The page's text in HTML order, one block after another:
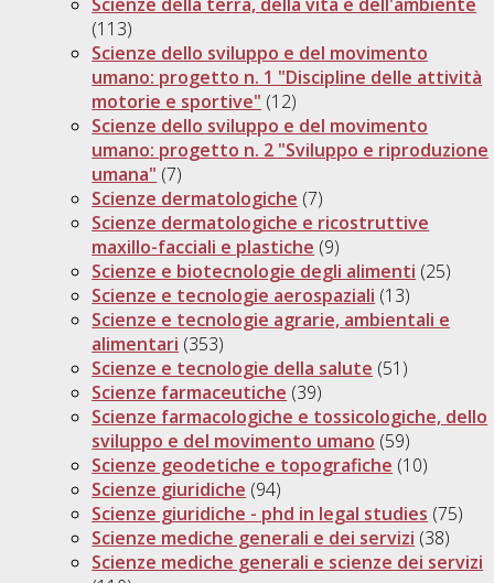
(113)
Scienze dello sviluppo e del movimento
umano: progetto n. 1 "Discipline delle attività
motorie e sportive" (12)
Scienze dello sviluppo e del movimento
umano: progetto n. 2 "Sviluppo e riproduzione
umana" (7)
Scienze dermatologiche (7)
Scienze dermatologiche e ricostruttive
maxillo-facciali e plastiche (9)
Scienze e biotecnologie degli alimenti (25)
Scienze e tecnologie aerospaziali (13)
Scienze e tecnologie agrarie, ambientali e
alimentari (353)
Scienze e tecnologie della salute (51)
Scienze farmaceutiche (39)
Scienze farmacologiche e tossicologiche, dello
sviluppo e del movimento umano (59)
Scienze geodetiche e topografiche (10)
Scienze giuridiche (94)
Scienze giuridiche - phd in legal studies (75)
Scienze mediche generali e dei servizi (38)
Scienze mediche generali e scienze dei servizi